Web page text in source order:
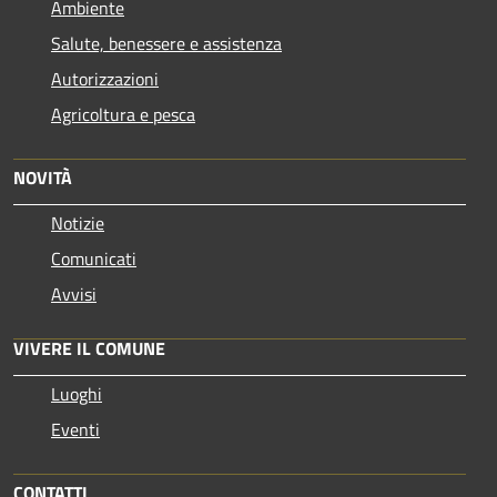
Ambiente
Salute, benessere e assistenza
Autorizzazioni
Agricoltura e pesca
NOVITÀ
Notizie
Comunicati
Avvisi
VIVERE IL COMUNE
Luoghi
Eventi